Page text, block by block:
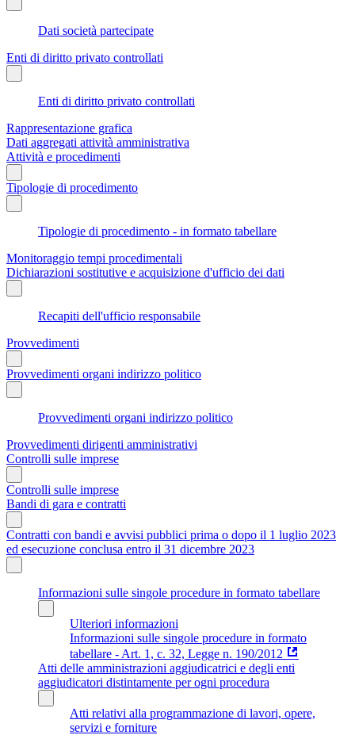
Dati società partecipate
Enti di diritto privato controllati
Enti di diritto privato controllati
Rappresentazione grafica
Dati aggregati attività amministrativa
Attività e procedimenti
Tipologie di procedimento
Tipologie di procedimento - in formato tabellare
Monitoraggio tempi procedimentali
Dichiarazioni sostitutive e acquisizione d'ufficio dei dati
Recapiti dell'ufficio responsabile
Provvedimenti
Provvedimenti organi indirizzo politico
Provvedimenti organi indirizzo politico
Provvedimenti dirigenti amministrativi
Controlli sulle imprese
Controlli sulle imprese
Bandi di gara e contratti
Contratti con bandi e avvisi pubblici prima o dopo il 1 luglio 2023
ed esecuzione conclusa entro il 31 dicembre 2023
Informazioni sulle singole procedure in formato tabellare
Ulteriori informazioni
Informazioni sulle singole procedure in formato
tabellare - Art. 1, c. 32, Legge n. 190/2012
Atti delle amministrazioni aggiudicatrici e degli enti
aggiudicatori distintamente per ogni procedura
Atti relativi alla programmazione di lavori, opere,
servizi e forniture